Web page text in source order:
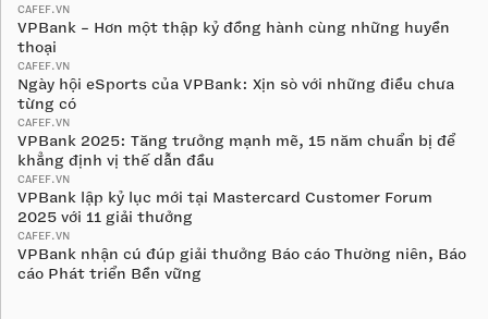
CAFEF.VN
VPBank - Hơn một thập kỷ đồng hành cùng những huyền
thoại
CAFEF.VN
Ngày hội eSports của VPBank: Xịn sò với những điều chưa
từng có
CAFEF.VN
VPBank 2025: Tăng trưởng mạnh mẽ, 15 năm chuẩn bị để
khẳng định vị thế dẫn đầu
CAFEF.VN
VPBank lập kỷ lục mới tại Mastercard Customer Forum
2025 với 11 giải thưởng
CAFEF.VN
VPBank nhận cú đúp giải thưởng Báo cáo Thường niên, Báo
cáo Phát triển Bền vững